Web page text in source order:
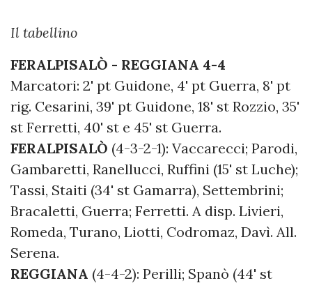
Il tabellino
FERALPISALÒ - REGGIANA 4-4
Marcatori: 2' pt Guidone, 4' pt Guerra, 8' pt
rig. Cesarini, 39' pt Guidone, 18' st Rozzio, 35'
st Ferretti, 40' st e 45' st Guerra.
FERALPISALÒ (4-3-2-1): Vaccarecci; Parodi,
Gambaretti, Ranellucci, Ruffini (15' st Luche);
Tassi, Staiti (34' st Gamarra), Settembrini;
Bracaletti, Guerra; Ferretti. A disp. Livieri,
Romeda, Turano, Liotti, Codromaz, Davì. All.
Serena.
REGGIANA (4-4-2): Perilli; Spanò (44' st